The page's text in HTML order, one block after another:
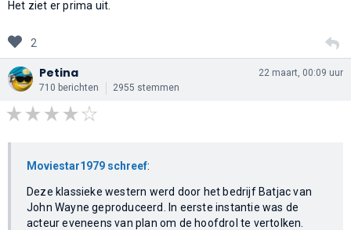
Het ziet er prima uit.
2
Petina
710 berichten 2955 stemmen
22 maart, 00:09 uur
Moviestar1979 schreef:
Deze klassieke western werd door het bedrijf Batjac van
John Wayne geproduceerd. In eerste instantie was de
acteur eveneens van plan om de hoofdrol te vertolken.